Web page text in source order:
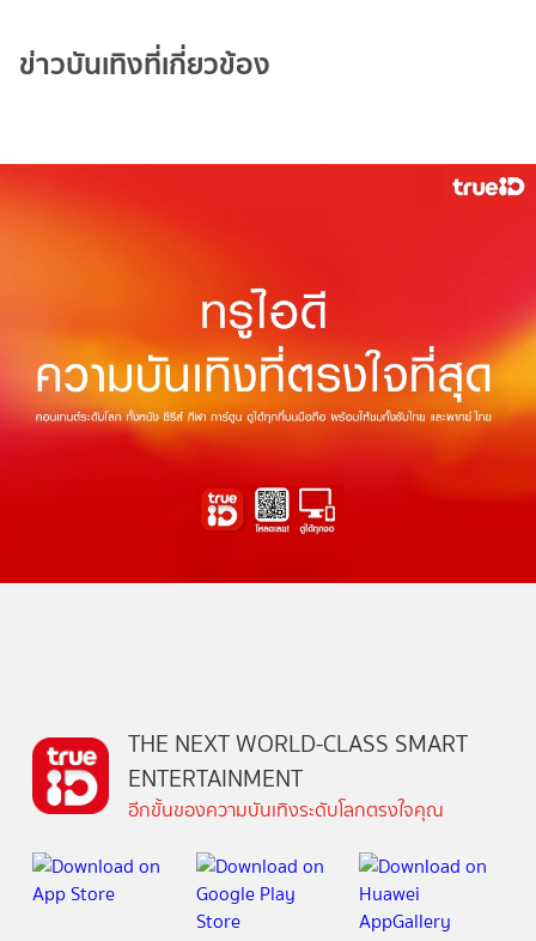
ข่าวบันเทิงที่เกี่ยวข้อง
THE NEXT WORLD-CLASS SMART
ENTERTAINMENT
อีกขั้นของความบันเทิงระดับโลกตรงใจคุณ